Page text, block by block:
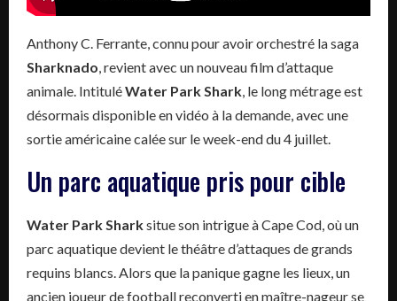
Anthony C. Ferrante, connu pour avoir orchestré la saga
Sharknado , revient avec un nouveau film d’attaque
animale. IntituléWater Park Shark , le long métrage est
désormais disponible en vidéo à la demande, avec une
sortie américaine calée sur le week-end du 4 juillet.
Un parc aquatique pris pour cible
Water Park Sharksitue son intrigue à Cape Cod, où un
parc aquatique devient le théâtre d’attaques de grands
requins blancs. Alors que la panique gagne les lieux, un
ancien joueur de football reconverti en maître-nageur se